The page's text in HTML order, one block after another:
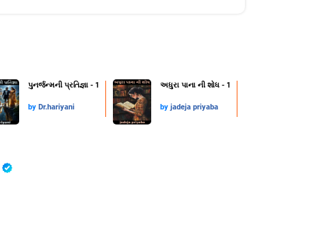
પુનર્જન્મની પ્રતિજ્ઞા - 1
by Dr.hariyani
અધુરા પાના ની શોધ - 1
by jadeja priyaba